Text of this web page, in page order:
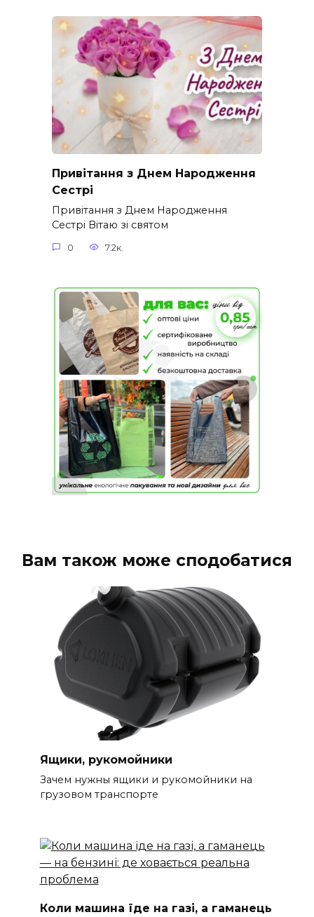
Привітання з Днем Народження
Сестрі
Привітання з Днем Народження
Сестрі Вітаю зі святом
0 7.2к.
Вам також може сподобатися
Ящики, рукомойники
Зачем нужны ящики и рукомойники на
грузовом транспорте
Коли машина їде на газі, а гаманець